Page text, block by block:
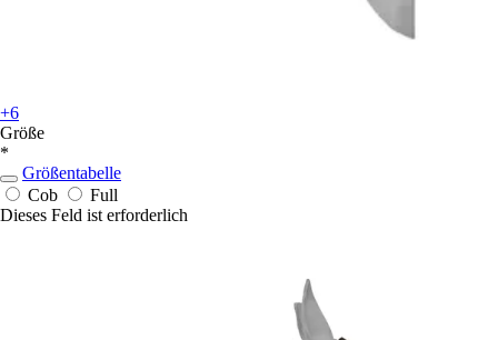
+6
Größe
*
Größentabelle
Cob
Full
Dieses Feld ist erforderlich